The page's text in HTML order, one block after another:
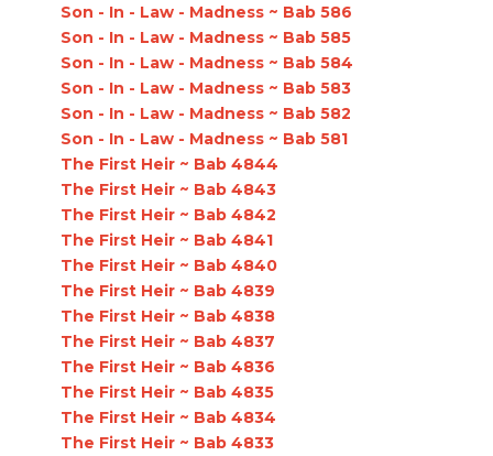
Son - In - Law - Madness ~ Bab 586
Son - In - Law - Madness ~ Bab 585
Son - In - Law - Madness ~ Bab 584
Son - In - Law - Madness ~ Bab 583
Son - In - Law - Madness ~ Bab 582
Son - In - Law - Madness ~ Bab 581
The First Heir ~ Bab 4844
The First Heir ~ Bab 4843
The First Heir ~ Bab 4842
The First Heir ~ Bab 4841
The First Heir ~ Bab 4840
The First Heir ~ Bab 4839
The First Heir ~ Bab 4838
The First Heir ~ Bab 4837
The First Heir ~ Bab 4836
The First Heir ~ Bab 4835
The First Heir ~ Bab 4834
The First Heir ~ Bab 4833